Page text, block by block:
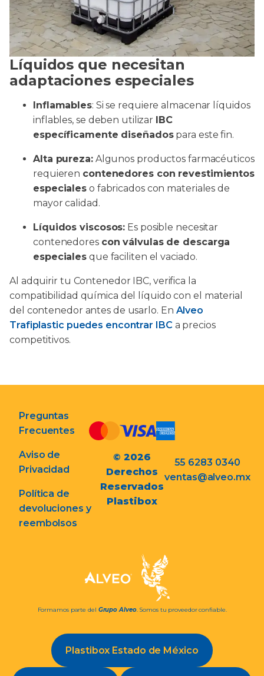
Líquidos que necesitan
adaptaciones especiales
Inflamables: Si se requiere almacenar líquidos
inflables, se deben utilizar IBC
específicamente diseñadospara este fin.
Alta pureza:Algunos productos farmacéuticos
requieren contenedores con revestimientos
especiales o fabricados con materiales de
mayor calidad.
Líquidos viscosos: Es posible necesitar
contenedores con válvulas de descarga
especiales que faciliten el vaciado.
Al adquirir tu Contenedor IBC, verifica la
compatibilidad química del líquido con el material
del contenedor antes de usarlo. En Alveo
Trafiplastic puedes encontrar IBC a precios
competitivos.
Preguntas
Frecuentes
Aviso de
Privacidad
Política de
devoluciones y
reembolsos
© 2026
Derechos
Reservados
Plastibox
55 6283 0340
ventas@alveo.mx
Formamos parte del Grupo Alveo. Somos tu proveedor confiable.
Plastibox Estado de México